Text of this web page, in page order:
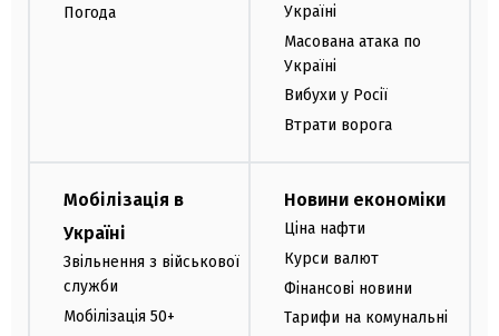
Погода
Україні
Масована атака по
Україні
Вибухи у Росії
Втрати ворога
Мобілізація в
Україні
Звільнення з військової
служби
Мобілізація 50+
Новини економіки
Ціна нафти
Курси валют
Фінансові новини
Тарифи на комунальні